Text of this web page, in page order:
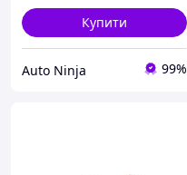
Купити
Auto Ninja 99%